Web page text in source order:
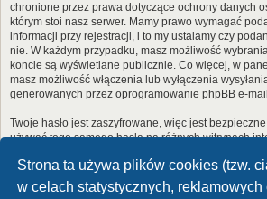
Strona ta używa plików cookies (tzw.
w celach statystycznych, reklamowych
chronione przez prawa dotyczące ochrony danych
którym stoi nasz serwer. Mamy prawo wymagać
informacji przy rejestracji, i to my ustalamy czy
nie. W każdym przypadku, masz możliwość
koncie są wyświetlane publicznie. Co więcej, w
masz możliwość włączenia lub wyłączenia
generowanych przez oprogramowanie phpBB e-
Twoje hasło jest zaszyfrowane, więc jest
używać tego samego hasła na różnych witrynach
umożliwia dostęp do twojego konta na „Forum
w żadnym wypadku nie podawajnikomu. Jeśli je
pamiętam hasła”. Witryna poprosi cię o podanie
e-mail. Po podaniu tych danych zostanie